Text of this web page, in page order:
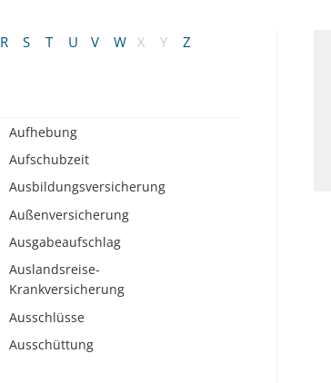
R S T U V W X Y Z
Aufhebung
Aufschubzeit
Ausbildungsversicherung
Außenversicherung
Ausgabeaufschlag
Auslandsreise-
Krankversicherung
Ausschlüsse
Ausschüttung